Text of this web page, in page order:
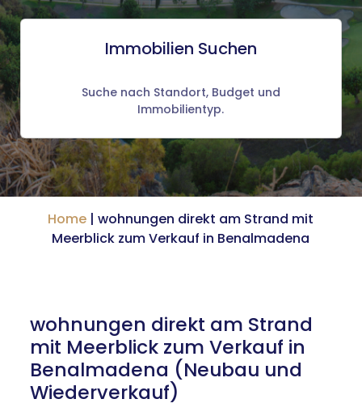
Immobilien Suchen
Suche nach Standort, Budget und
Immobilientyp.
Home |wohnungen direkt am Strand mit
Meerblick zum Verkauf in Benalmadena
wohnungen direkt am Strand
mit Meerblick zum Verkauf in
Benalmadena (Neubau und
Wiederverkauf)